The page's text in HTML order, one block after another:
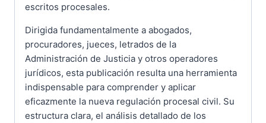
escritos procesales.
Dirigida fundamentalmente a abogados,
procuradores, jueces, letrados de la
Administración de Justicia y otros operadores
jurídicos, esta publicación resulta una herramienta
indispensable para comprender y aplicar
eficazmente la nueva regulación procesal civil. Su
estructura clara, el análisis detallado de los